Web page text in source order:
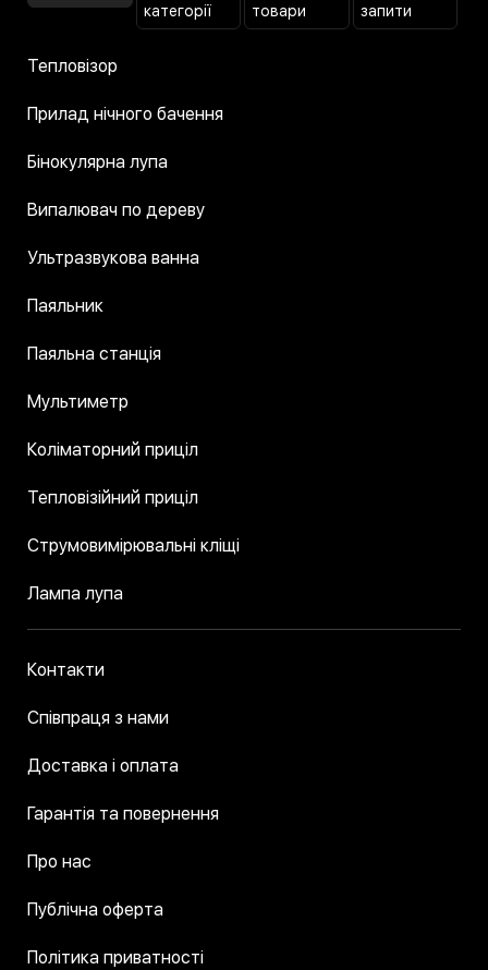
категорії
товари
запити
Тепловізор
Прилад нічного бачення
Бінокулярна лупа
Випалювач по дереву
Ультразвукова ванна
Паяльник
Паяльна станція
Мультиметр
Коліматорний приціл
Тепловізійний приціл
Струмовимірювальні кліщі
Лампа лупа
Контакти
Співпраця з нами
Доставка і оплата
Гарантія та повернення
Про нас
Публічна оферта
Політика приватності